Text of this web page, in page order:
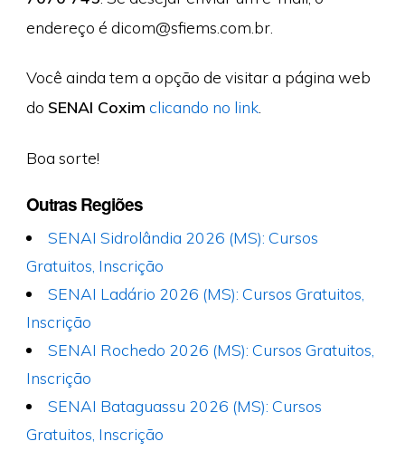
endereço é dicom@sfiems.com.br.
Você ainda tem a opção de visitar a página web
do SENAI Coxim clicando no link.
Boa sorte!
Outras Regiões
SENAI Sidrolândia 2026 (MS): Cursos
Gratuitos, Inscrição
SENAI Ladário 2026 (MS): Cursos Gratuitos,
Inscrição
SENAI Rochedo 2026 (MS): Cursos Gratuitos,
Inscrição
SENAI Bataguassu 2026 (MS): Cursos
Gratuitos, Inscrição